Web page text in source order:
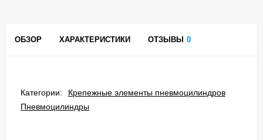
ОБЗОР ХАРАКТЕРИСТИКИ ОТЗЫВЫ 0
Категории:
Крепежные элементы пневмоцилиндров
Пневмоцилиндры